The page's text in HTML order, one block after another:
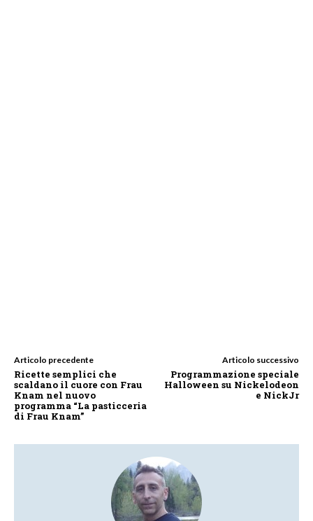
Articolo precedente
Ricette semplici che
scaldano il cuore con Frau
Knam nel nuovo
programma “La pasticceria
di Frau Knam”
Articolo successivo
Programmazione speciale
Halloween su Nickelodeon
e NickJr